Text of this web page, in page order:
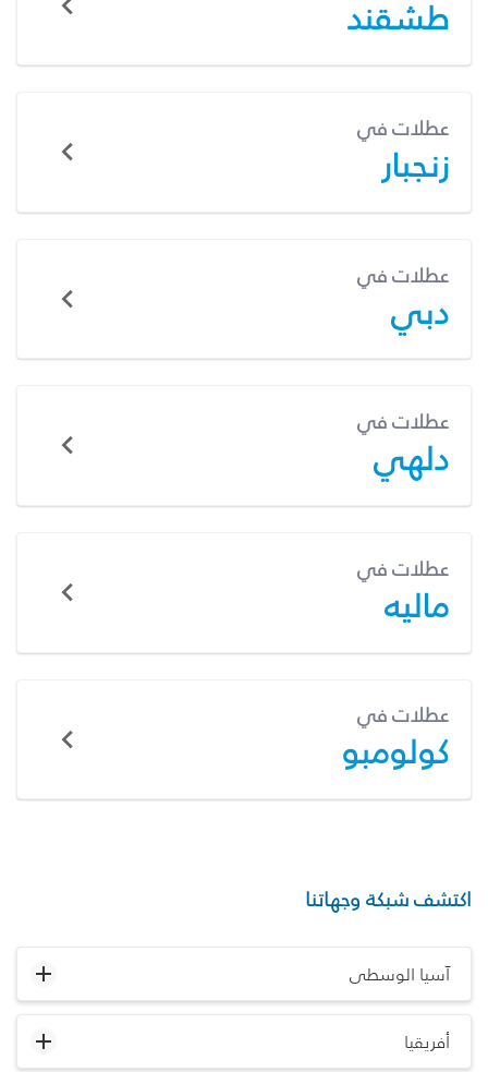
طشقند
عطلات في
زنجبار
عطلات في
دبي
عطلات في
دلهي
عطلات في
ماليه
عطلات في
كولومبو
اكتشف شبكة وجهاتنا
آسيا الوسطى
أفريقيا